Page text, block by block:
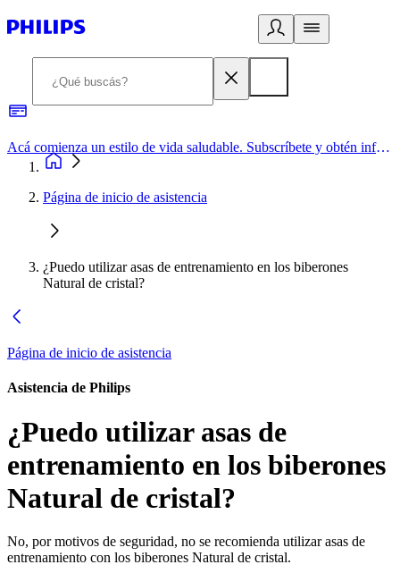
Acá comienza un estilo de vida saludable. Subscríbete y obtén información de primera mano
Página de inicio de asistencia
¿Puedo utilizar asas de entrenamiento en los biberones
Natural de cristal?
Página de inicio de asistencia
Asistencia de Philips
¿Puedo utilizar asas de
entrenamiento en los biberones
Natural de cristal?
No, por motivos de seguridad, no se recomienda utilizar asas de
entrenamiento con los biberones Natural de cristal.